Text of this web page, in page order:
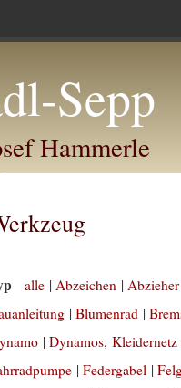
Sepp
Hammerle
alle |Abzeichen |
|Blumenrad |
|Dynamos, Kleidernetz
|Federgabel |